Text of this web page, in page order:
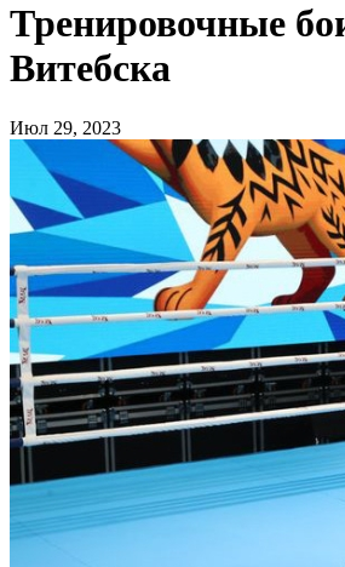
Тренировочные
Витебска
Июл 29, 2023